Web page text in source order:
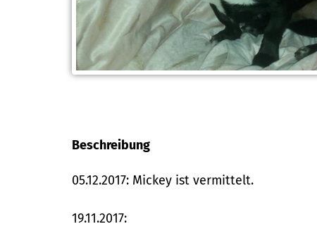
Beschreibung
05.12.2017: Mickey ist vermittelt.
19.11.2017: